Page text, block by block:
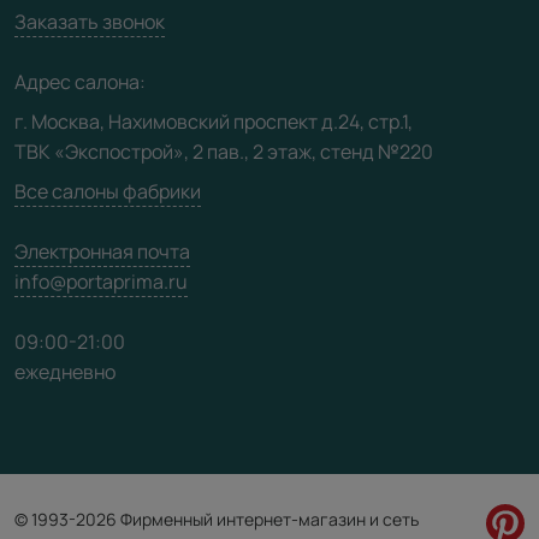
Юридическая информация
Вакансии
Видео
Карта сайта
Заказать звонок
Адрес салона:
г. Москва, Нахимовский проспект д.24, стр.1,
ТВК «Экспострой», 2 пав., 2 этаж, стенд №220
Все салоны фабрики
Электронная почта
info@portaprima.ru
09:00-21:00
ежедневно
© 1993-2026 Фирменный интернет-магазин и сеть